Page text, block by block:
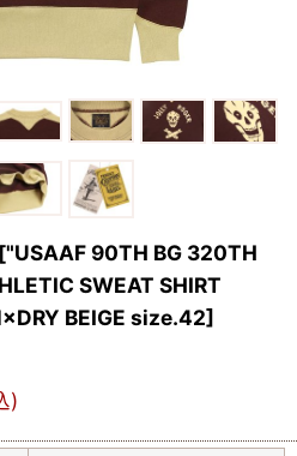
["USAAF 90TH BG 320TH
SWEAT SHIRT
BEIGE size.42]
)